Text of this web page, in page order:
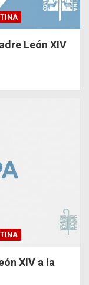
León XIV
XIV a la